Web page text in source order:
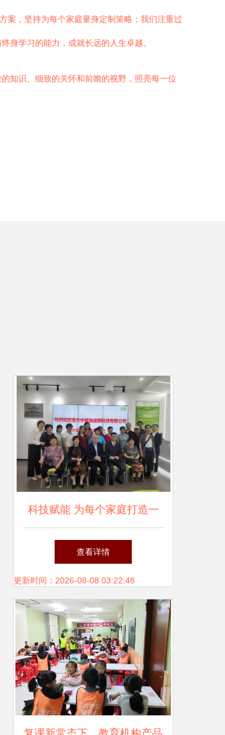
案，坚持为每个家庭量身定制策略；我们注重过
身学习的能力，成就长远的人生卓越。
知识、细致的关怀和前瞻的视野，照亮每一位
科技赋能 为每个家庭打造一
个智能健康小屋与教育咨询服
务
查看详情
更新时间：2026-08-08 03:22:48